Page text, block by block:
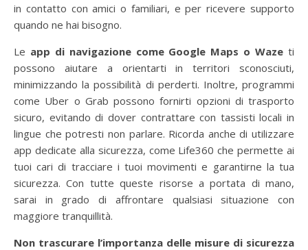
in contatto con amici o familiari, e per ricevere supporto
quando ne hai bisogno.
Le app di navigazione come Google Maps o Waze ti
possono aiutare a orientarti in territori sconosciuti,
minimizzando la possibilità di perderti. Inoltre, programmi
come Uber o Grab possono fornirti opzioni di trasporto
sicuro, evitando di dover contrattare con tassisti locali in
lingue che potresti non parlare. Ricorda anche di utilizzare
app dedicate alla sicurezza, come Life360 che permette ai
tuoi cari di tracciare i tuoi movimenti e garantirne la tua
sicurezza. Con tutte queste risorse a portata di mano,
sarai in grado di affrontare qualsiasi situazione con
maggiore tranquillità.
Non trascurare l’importanza delle misure di sicurezza